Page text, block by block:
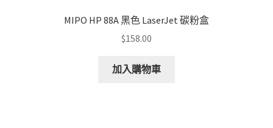
MIPO HP 88A 黑色 LaserJet 碳粉盒
$158.00
加入購物車